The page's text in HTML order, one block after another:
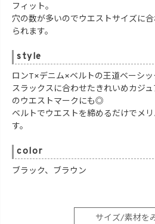
フィット。
穴の数が多いのでウエストサイズに
られます。
style
ロンT×デニム×ベルトの王道ベーシッ
スラックスに合わせたきれいめカジ
のウエストマークにも◎
ベルトでウエストを締めるだけでメ
す。
color
ブラック、ブラウン
サイズ/素材を